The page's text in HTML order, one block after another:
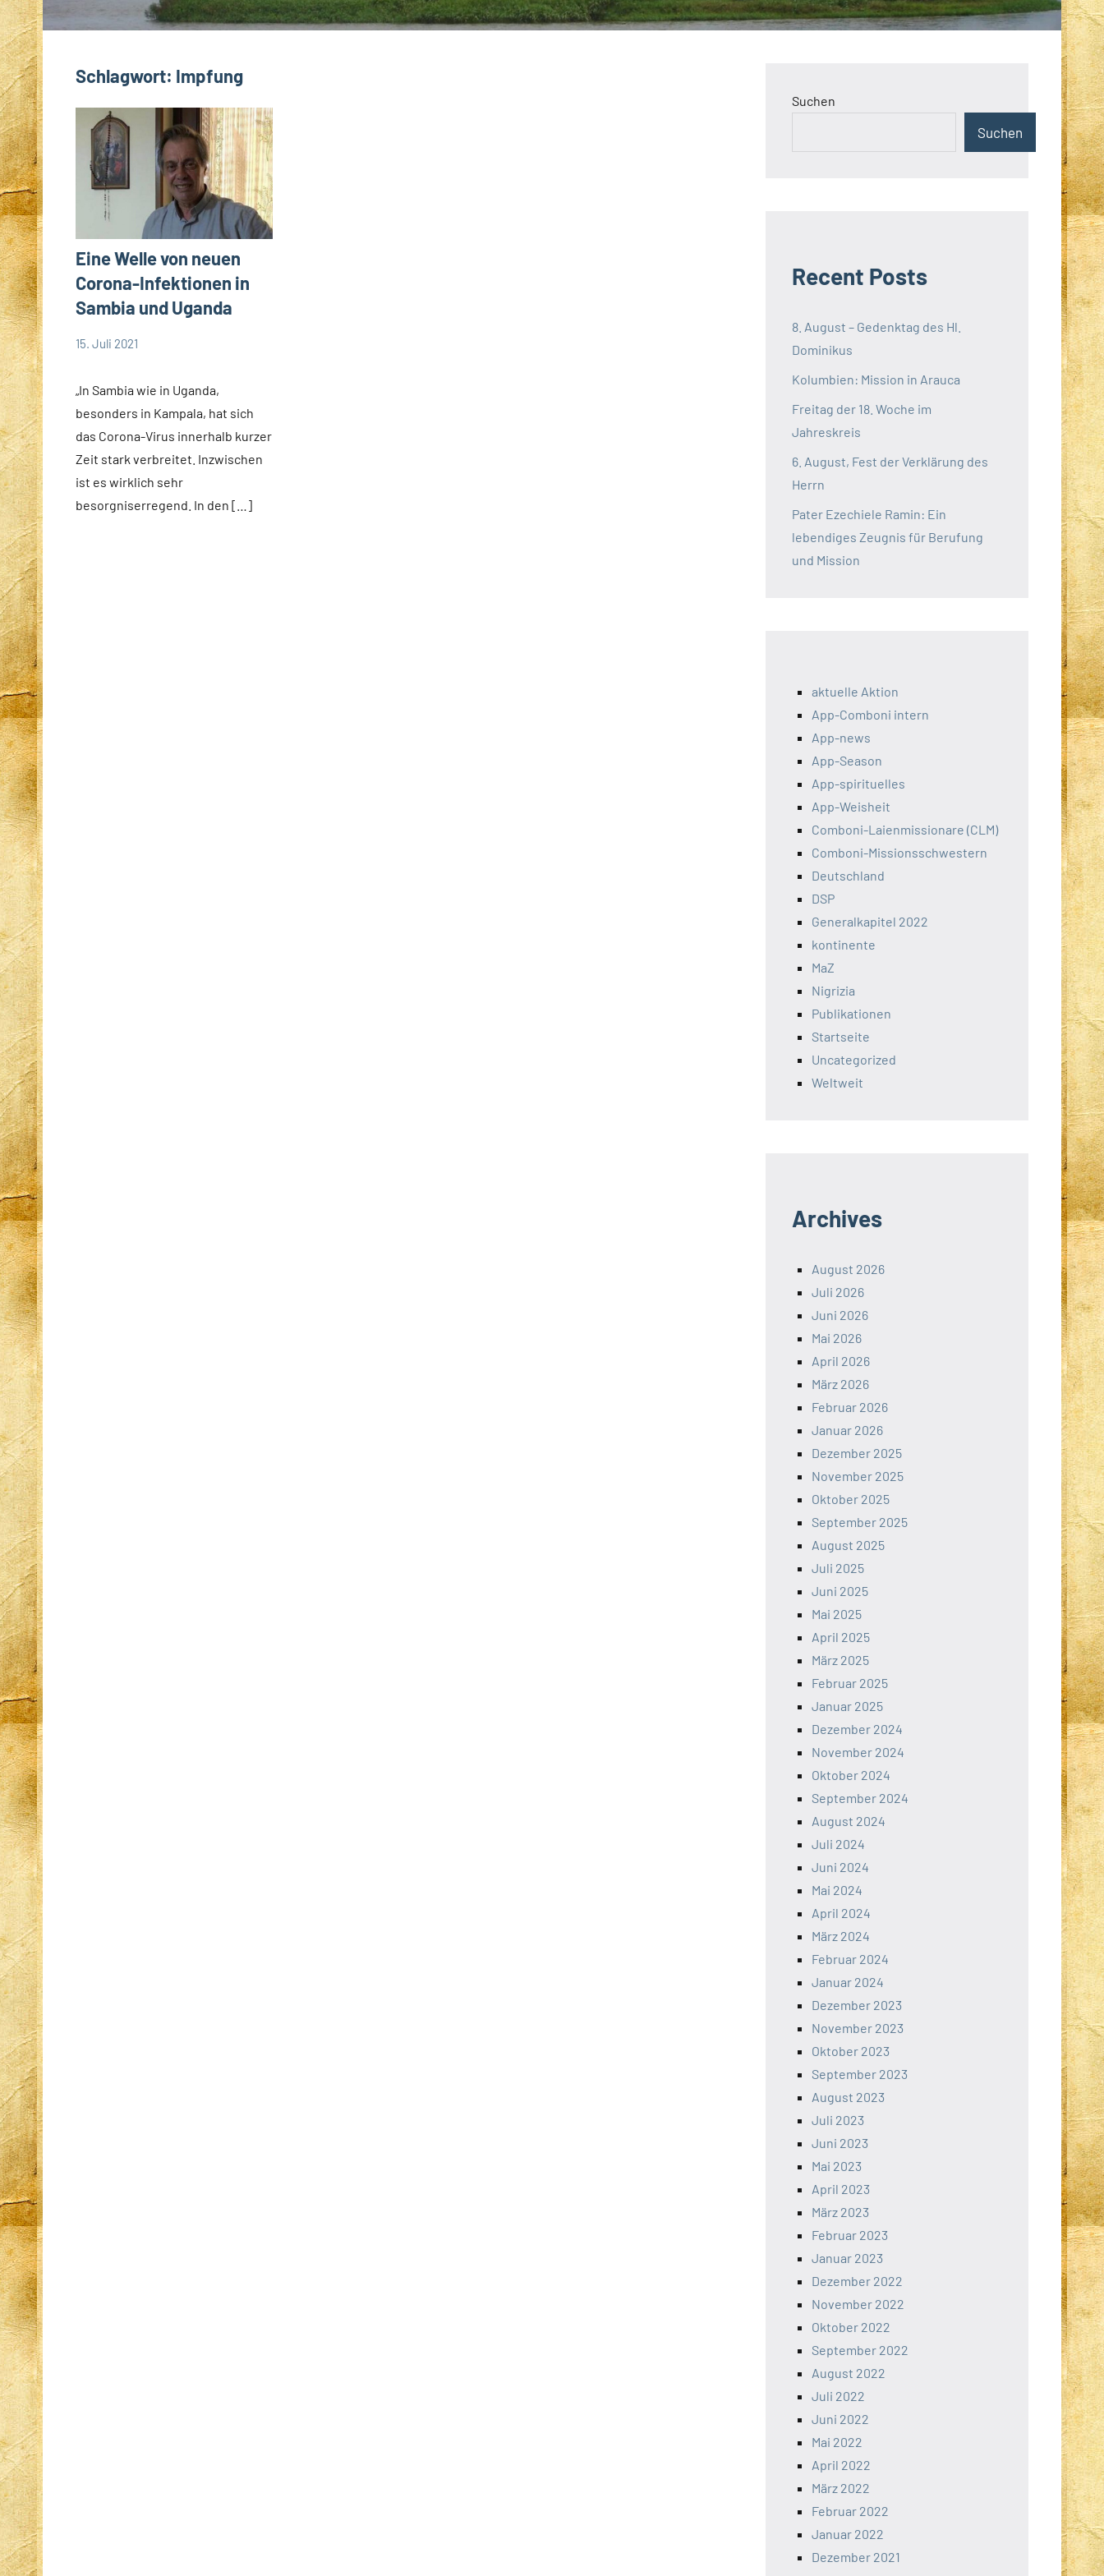
Schlagwort: Impfung
Eine Welle von neuen
Corona-Infektionen in
Sambia und Uganda
15. Juli 2021
„In Sambia wie in Uganda,
besonders in Kampala, hat sich
das Corona-Virus innerhalb kurzer
Zeit stark verbreitet. Inzwischen
ist es wirklich sehr
besorgniserregend. In den […]
Suchen
Suchen
Recent Posts
8. August – Gedenktag des Hl.
Dominikus
Kolumbien: Mission in Arauca
Freitag der 18. Woche im
Jahreskreis
6. August, Fest der Verklärung des
Herrn
Pater Ezechiele Ramin: Ein
lebendiges Zeugnis für Berufung
und Mission
aktuelle Aktion
App-Comboni intern
App-news
App-Season
App-spirituelles
App-Weisheit
Comboni-Laienmissionare (CLM)
Comboni-Missionsschwestern
Deutschland
DSP
Generalkapitel 2022
kontinente
MaZ
Nigrizia
Publikationen
Startseite
Uncategorized
Weltweit
Archives
August 2026
Juli 2026
Juni 2026
Mai 2026
April 2026
März 2026
Februar 2026
Januar 2026
Dezember 2025
November 2025
Oktober 2025
September 2025
August 2025
Juli 2025
Juni 2025
Mai 2025
April 2025
März 2025
Februar 2025
Januar 2025
Dezember 2024
November 2024
Oktober 2024
September 2024
August 2024
Juli 2024
Juni 2024
Mai 2024
April 2024
März 2024
Februar 2024
Januar 2024
Dezember 2023
November 2023
Oktober 2023
September 2023
August 2023
Juli 2023
Juni 2023
Mai 2023
April 2023
März 2023
Februar 2023
Januar 2023
Dezember 2022
November 2022
Oktober 2022
September 2022
August 2022
Juli 2022
Juni 2022
Mai 2022
April 2022
März 2022
Februar 2022
Januar 2022
Dezember 2021